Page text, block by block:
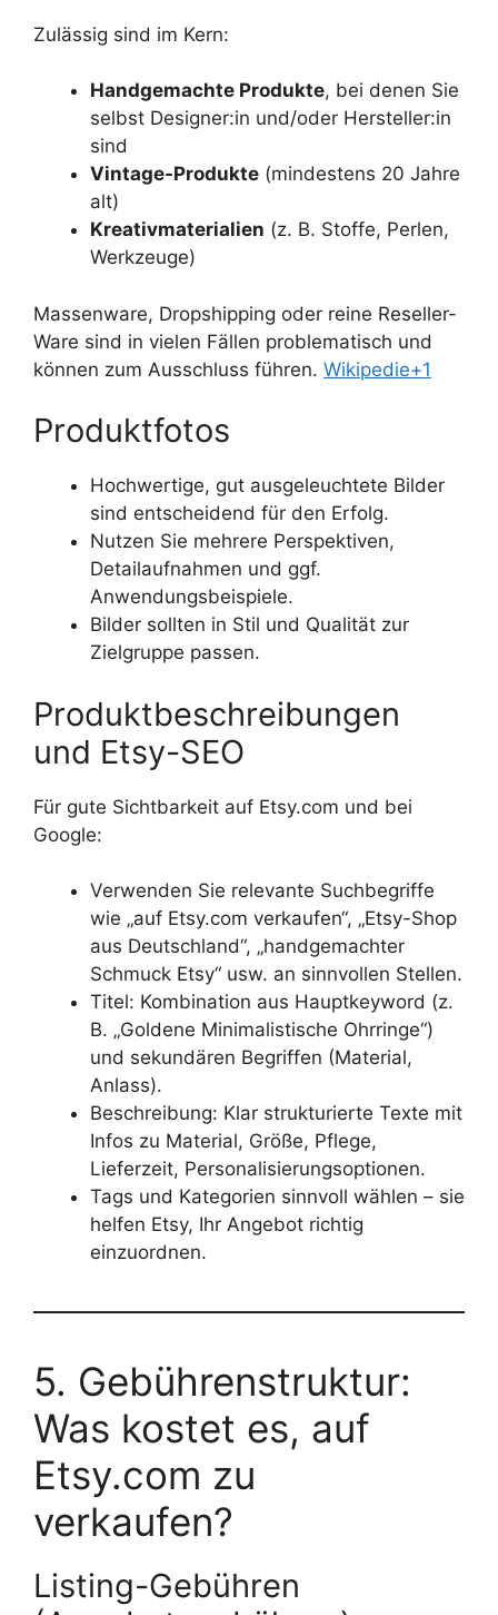
Zulässig sind im Kern:
Handgemachte Produkte, bei denen Sie
selbst Designer:in und/oder Hersteller:in
sind
Vintage-Produkte (mindestens 20 Jahre
alt)
Kreativmaterialien (z. B. Stoffe, Perlen,
Werkzeuge)
Massenware, Dropshipping oder reine Reseller-
Ware sind in vielen Fällen problematisch und
können zum Ausschluss führen. Wikipedie+1
Produktfotos
Hochwertige, gut ausgeleuchtete Bilder
sind entscheidend für den Erfolg.
Nutzen Sie mehrere Perspektiven,
Detailaufnahmen und ggf.
Anwendungsbeispiele.
Bilder sollten in Stil und Qualität zur
Zielgruppe passen.
Produktbeschreibungen
und Etsy-SEO
Für gute Sichtbarkeit auf Etsy.com und bei
Google:
Verwenden Sie relevante Suchbegriffe
wie „auf Etsy.com verkaufen“, „Etsy-Shop
aus Deutschland“, „handgemachter
Schmuck Etsy“ usw. an sinnvollen Stellen.
Titel: Kombination aus Hauptkeyword (z.
B. „Goldene Minimalistische Ohrringe“)
und sekundären Begriffen (Material,
Anlass).
Beschreibung: Klar strukturierte Texte mit
Infos zu Material, Größe, Pflege,
Lieferzeit, Personalisierungsoptionen.
Tags und Kategorien sinnvoll wählen – sie
helfen Etsy, Ihr Angebot richtig
einzuordnen.
5. Gebührenstruktur:
Was kostet es, auf
Etsy.com zu
verkaufen?
Listing-Gebühren